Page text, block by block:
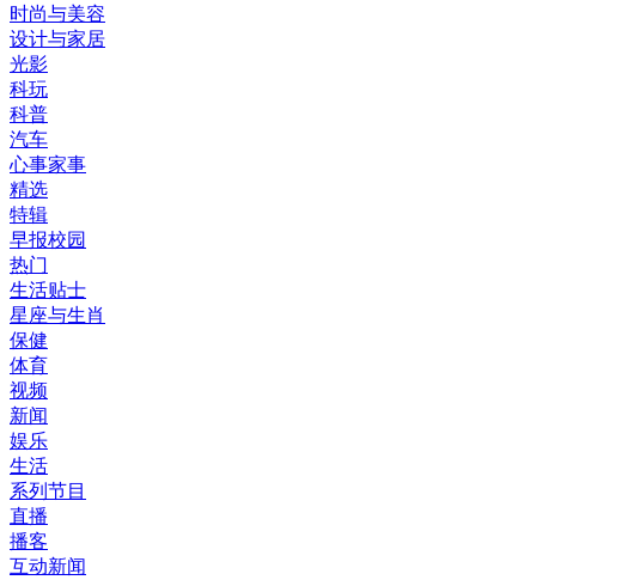
时尚与美容
设计与家居
光影
科玩
科普
汽车
心事家事
精选
特辑
早报校园
热门
生活贴士
星座与生肖
保健
体育
视频
新闻
娱乐
生活
系列节目
直播
播客
互动新闻